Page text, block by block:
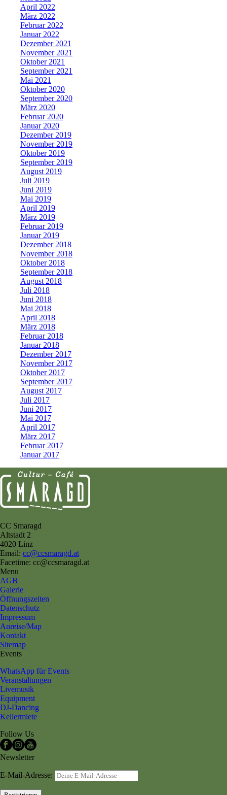
April 2022
März 2022
Februar 2022
Januar 2022
Dezember 2021
November 2021
Oktober 2021
September 2021
Mai 2021
Oktober 2020
September 2020
März 2020
Februar 2020
Januar 2020
Dezember 2019
November 2019
Oktober 2019
September 2019
August 2019
Juli 2019
Juni 2019
Mai 2019
April 2019
März 2019
Februar 2019
Januar 2019
Dezember 2018
November 2018
Oktober 2018
September 2018
August 2018
Juli 2018
Juni 2018
Mai 2018
April 2018
März 2018
Februar 2018
Januar 2018
Dezember 2017
November 2017
Oktober 2017
September 2017
August 2017
Juli 2017
Juni 2017
Mai 2017
April 2017
März 2017
Februar 2017
Januar 2017
CC Smaragd
Altstadt 2
4020 Linz
Email: cc@ccsmaragd.at
Facetime: cc@ccsmaragd.at
Menu
AGB
Galerie
Öffnungszeiten
Datenschutz
Impressum
Anreise/Map
Kontakt
Sitemap
Events
WhatsApp für Events
Veranstaltungen
Livemusik
Equipment
DJ-Dancing
Kellermiete
Follow Us
Newsletter
E-Mail-Adresse: